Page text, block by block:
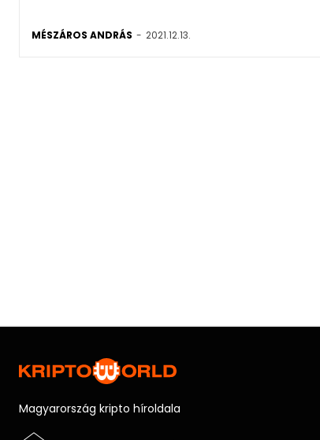
MÉSZÁROS ANDRÁS - 2021.12.13.
Magyarország kripto híroldala